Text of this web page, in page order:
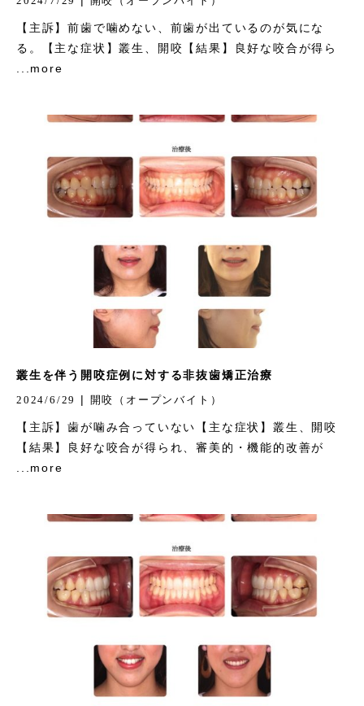
【主訴】前歯で噛めない、前歯が出ているのが気にな
る。【主な症状】叢生、開咬【結果】良好な咬合が得ら
...more
叢生を伴う開咬症例に対する非抜歯矯正治療
2024/6/29 | 開咬（オープンバイト）
【主訴】歯が噛み合っていない【主な症状】叢生、開咬
【結果】良好な咬合が得られ、審美的・機能的改善が
...more